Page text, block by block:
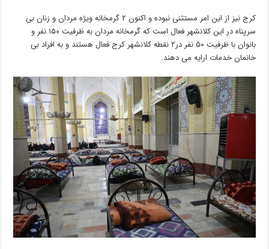
کرج نیز از این امر مستثنی نبوده و اکنون ۲ گرمخانه ویژه مردان و زنان بی
سرپناه در این کلانشهر فعال است که گرمخانه مردان به ظرفیت ۱۵۰ نفر و
بانوان با ظرفیت ۵۰ نفر در۲ نقطه کلانشهر کرج فعال هستند و به افراد بی
خانمان خدمات ارایه می دهند.